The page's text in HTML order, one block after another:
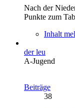
Nach der
Punkte zum
Inhalt
der leu
A-Jugend
Beiträge
38